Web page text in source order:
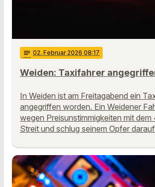
notes 02. Februar 2026 08:17
Weiden: Taxifahrer
In Weiden ist am Freitagabend ein
angegriffen worden. Ein Weidener
wegen Preisunstimmigkeiten mit dem
Streit und schlug seinem Opfer